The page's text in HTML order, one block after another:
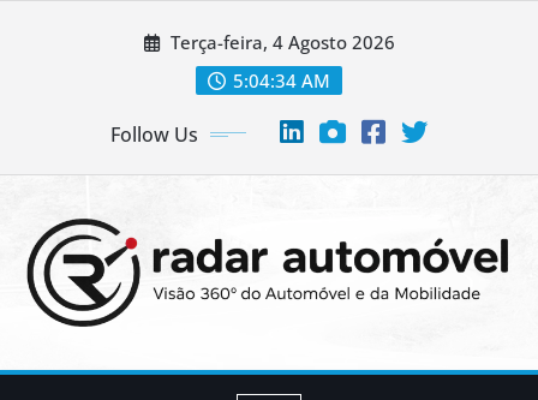
Terça-feira, 4 Agosto 2026
5:04:35 AM
Follow Us